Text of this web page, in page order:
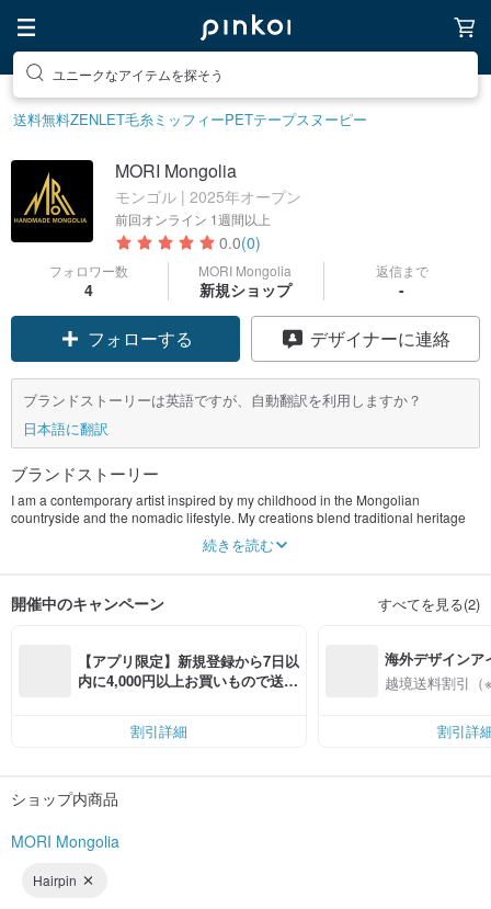
ユニークなアイテムを探そう
送料無料ZENLET毛糸ミッフィーPETテープスヌーピー
MORI Mongolia
モンゴル | 2025年オープン
前回オンライン 1週間以上
0.0(0)
フォロワー数
4
MORI Mongolia
新規ショップ
返信まで
-
フォローする デザイナーに連絡
ブランドストーリーは英語ですが、自動翻訳を利用しますか？
日本語に翻訳
ブランドストーリー
I am a contemporary artist inspired by my childhood in the Mongolian
countryside and the nomadic lifestyle. My creations blend traditional heritage
your life.
続きを読む
開催中のキャンペーン すべてを見る(2)
【アプリ限定】新規登録から7日以
内に4,000円以上お買いもので送料
割引詳細
海外デザインア
入
越境送料割引（
割引詳
ショップ内商品
MORI Mongolia
Hairpin